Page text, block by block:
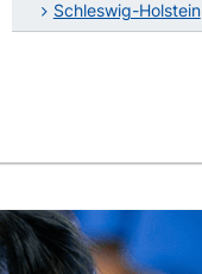
Schleswig-Holstein